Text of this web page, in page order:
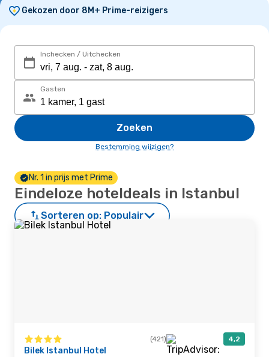
Gekozen door 8M+ Prime-reizigers
Inchecken / Uitchecken
Gasten
Zoeken
Bestemming wijzigen?
Nr. 1 in prijs met Prime
Eindeloze hoteldeals in Istanbul
Sorteren op: Populair
(421) 4,2
Bilek Istanbul Hotel